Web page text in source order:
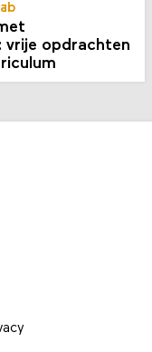
vrije opdrachten